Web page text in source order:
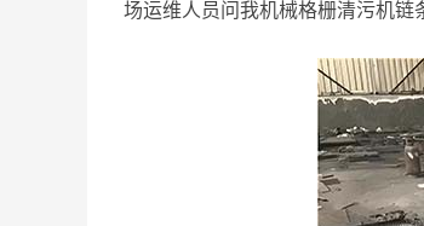
场运维人员问我机械格栅清污机链